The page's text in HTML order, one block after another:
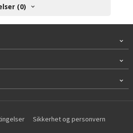
(0)
Sikkerhet og personvern